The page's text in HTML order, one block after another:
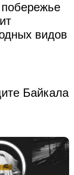
видов
Байкала